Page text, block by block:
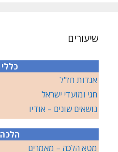
שיעורים
כללי
אגדות חז"ל
חגי ומועדי ישראל
נושאים שונים – אודיו
הלכה
מטא הלכה – מאמרים